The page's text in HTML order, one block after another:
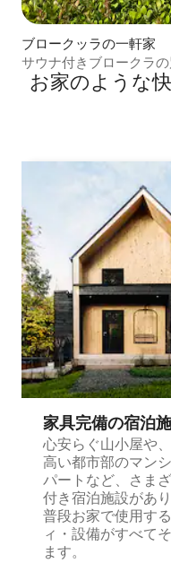
ブロークッラの一軒家
サウナ付きブロークラ
お家のような
家具完備の宿⁠泊⁠
心安らぐ山小屋や
高い都市部のマン
パートなど、さま
付き宿泊施設があ
普段お家で使用す
ィ・設備がすべて
ます。